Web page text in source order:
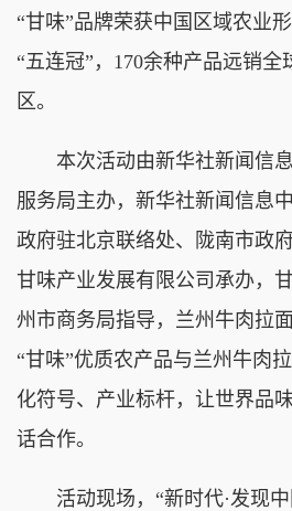
“甘味”品牌荣获中国区域农业
“五连冠”，170余种产品远销全
区。
本次活动由新华社新闻信息
服务局主办，新华社新闻信息
政府驻北京联络处、陇南市政
甘味产业发展有限公司承办，
州市商务局指导，兰州牛肉拉
“甘味”优质农产品与兰州牛肉
化符号、产业标杆，让世界品
话合作。
活动现场，“新时代·发现